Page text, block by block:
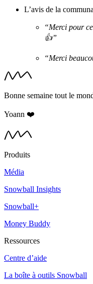
L’avis de la
“Merci pour
👍”
“Merci
Bonne semaine tout le
Yoann ❤️
Produits
Média
Snowball Insights
Snowball+
Money Buddy
Ressources
Centre d’aide
La boîte à outils Snowball